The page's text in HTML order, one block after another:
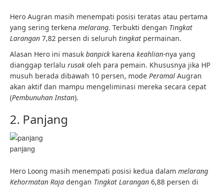
Hero Augran masih menempati posisi teratas atau pertama
yang sering terkena melarang. Terbukti dengan Tingkat
Larangan 7,82 persen di seluruh tingkat permainan.
Alasan Hero ini masuk banpick karena keahlian-nya yang
dianggap terlalu rusak oleh para pemain. Khususnya jika HP
musuh berada dibawah 10 persen, mode Peramal Augran
akan aktif dan mampu mengeliminasi mereka secara cepat
(Pembunuhan Instan).
2. Panjang
panjang
Hero Loong masih menempati posisi kedua dalam melarang
Kehormatan Raja dengan Tingkat Larangan 6,88 persen di